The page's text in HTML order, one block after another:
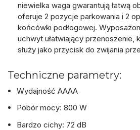
niewielka waga gwarantują łatwą
oferuje 2 pozycje parkowania i 2
końcówki podłogowej.
uchwyt ułatwiający przenoszenie,
służy jako przycisk do zwijania
Techniczne parametry:
Wydajność AAAA
Pobór mocy: 800 W
Bardzo cichy: 72 dB